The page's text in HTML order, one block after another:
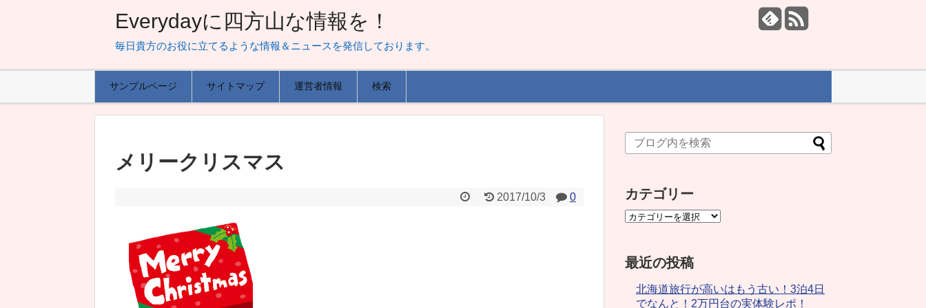
Everydayに四方山な情報を！
毎日貴方のお役に立てるような情報＆ニュースを発信しております。
サンプルページ サイトマップ 運営者情報 検索
メリークリスマス
2017/10/3 0 カテゴリー
最近の投稿
北海道旅行が高いはもう古い！3泊4日
でなんと！2万円台の実体験レポ！